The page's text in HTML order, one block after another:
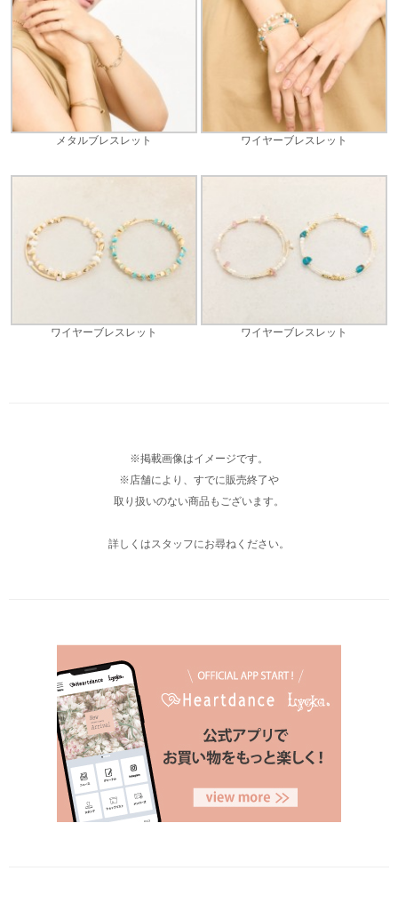
メタルブレスレット ワイヤーブレスレット
ワイヤーブレスレット ワイヤーブレスレット
※掲載画像はイメージです。
※店舗により、すでに販売終了や
取り扱いのない商品もございます。
詳しくはスタッフにお尋ねください。